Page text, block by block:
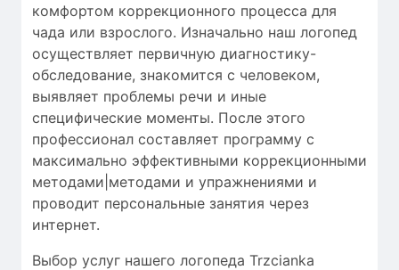
комфортом коррекционного процесса для
чада или взрослого. Изначально наш логопед
осуществляет первичную диагностику-
обследование, знакомится с человеком,
выявляет проблемы речи и иные
специфические моменты. После этого
профессионал составляет программу с
максимально эффективными коррекционными
методами|методами и упражнениями и
проводит персональные занятия через
интернет.
Выбор услуг нашего логопеда Trzcianka